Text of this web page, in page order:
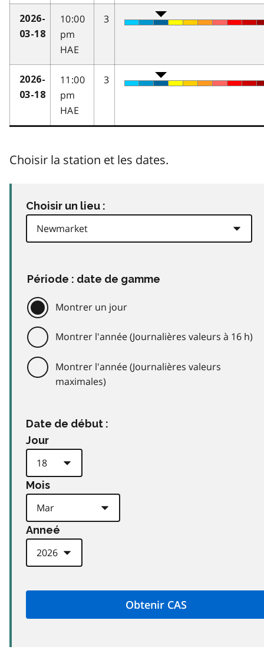
2026-
03-18
10:00
pm
HAE
3
2026-
03-18
11:00
pm
HAE
3
Choisir la station et les dates.
Choisir un lieu :
Période : date de gamme
Montrer un jour
Montrer l'année (Journalières valeurs à 16 h)
Montrer l'année (Journalières valeurs
maximales)
Date de début :
Jour
Mois
Anneé